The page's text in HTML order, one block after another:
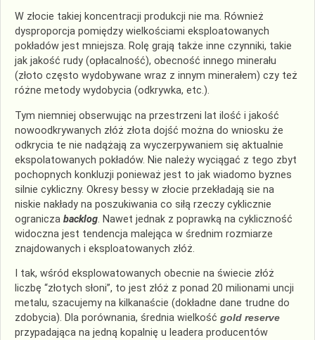
W złocie takiej koncentracji produkcji nie ma. Również
dysproporcja pomiędzy wielkościami eksploatowanych
pokładów jest mniejsza. Rolę grają także inne czynniki, takie
jak jakość rudy (opłacalność), obecność innego minerału
(złoto często wydobywane wraz z innym minerałem) czy też
różne metody wydobycia (odkrywka, etc.).
Tym niemniej obserwując na przestrzeni lat ilość i jakość
nowoodkrywanych złóż złota dojść można do wniosku że
odkrycia te nie nadążają za wyczerpywaniem się aktualnie
ekspolatowanych pokładów. Nie należy wyciągać z tego zbyt
pochopnych konkluzji ponieważ jest to jak wiadomo byznes
silnie cykliczny. Okresy bessy w złocie przekładają sie na
niskie nakłady na poszukiwania co siłą rzeczy cyklicznie
ogranicza backlog. Nawet jednak z poprawką na cykliczność
widoczna jest tendencja malejąca w średnim rozmiarze
znajdowanych i eksploatowanych złóż.
I tak, wśród eksplowatowanych obecnie na świecie złóż
liczbę “złotych słoni”, to jest złóż z ponad 20 milionami uncji
metalu, szacujemy na kilkanaście (dokładne dane trudne do
zdobycia). Dla porównania, średnia wielkość gold reserve
przypadająca na jedną kopalnię u leadera producentów